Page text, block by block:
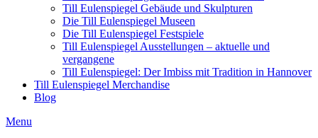
Till Eulenspiegel Gebäude und Skulpturen
Die Till Eulenspiegel Museen
Die Till Eulenspiegel Festspiele
Till Eulenspiegel Ausstellungen – aktuelle und
vergangene
Till Eulenspiegel: Der Imbiss mit Tradition in Hannover
Till Eulenspiegel Merchandise
Blog
Menu